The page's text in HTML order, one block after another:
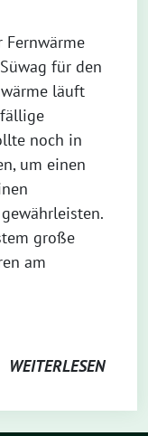
Fernwärme
für den
läuft
noch in
um einen
große
am
WEITERLESEN